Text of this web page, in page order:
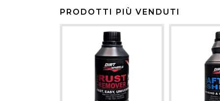
PRODOTTI PIÙ VENDUTI